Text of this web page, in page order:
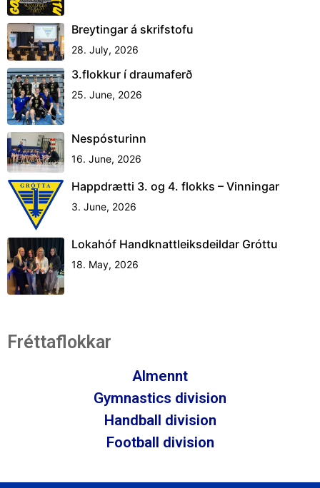
Breytingar á skrifstofu
28. July, 2026
3.flokkur í draumaferð
25. June, 2026
Nespósturinn
16. June, 2026
Happdrætti 3. og 4. flokks – Vinningar
3. June, 2026
Lokahóf Handknattleiksdeildar Gróttu
18. May, 2026
Fréttaflokkar
Almennt
Gymnastics division
Handball division
Football division